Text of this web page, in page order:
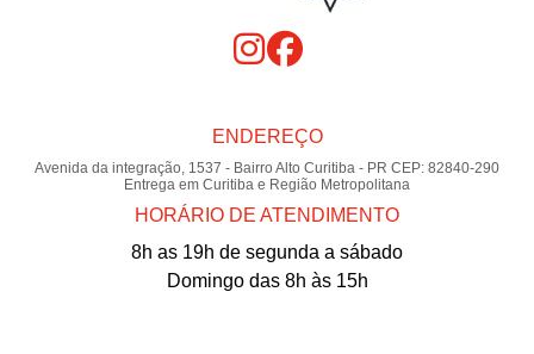
ENDEREÇO
Avenida da integração, 1537 - Bairro Alto Curitiba - PR CEP: 82840-290
Entrega em Curitiba e Região Metropolitana
HORÁRIO DE ATENDIMENTO
8h as 19h de segunda a sábado
Domingo das 8h às 15h